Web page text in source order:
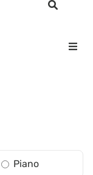
Piano